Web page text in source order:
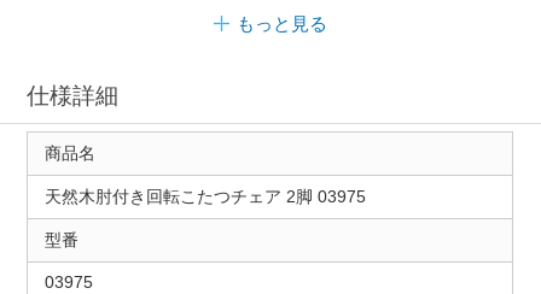
もっと見る
仕様詳細
商品名
天然木肘付き回転こたつチェア 2脚 03975
型番
03975